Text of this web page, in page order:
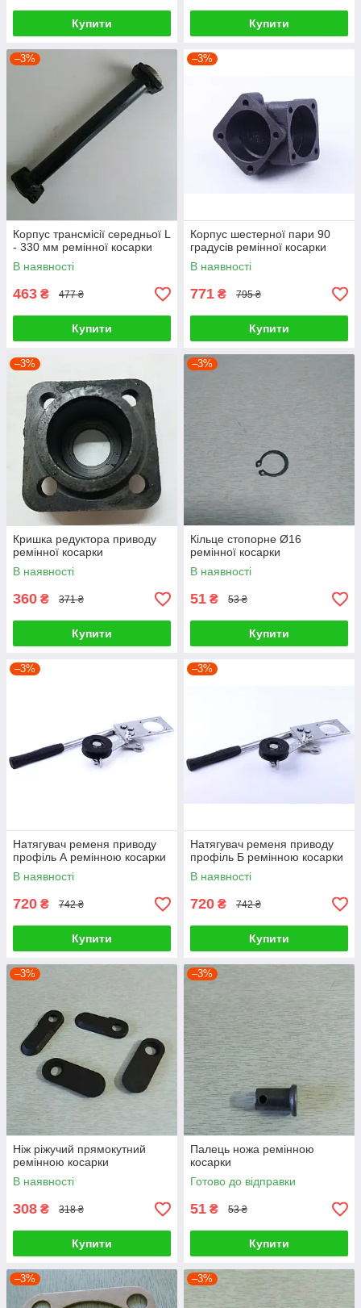
Купити Купити
–3%
Корпус трансмісії середньої L
- 330 мм ремінної косарки
В наявності
463 ₴ 477 ₴
Купити
–3%
Корпус шестерної пари 90
градусів ремінної косарки
В наявності
771 ₴ 795 ₴
Купити
–3%
Кришка редуктора приводу
ремінної косарки
В наявності
360 ₴ 371 ₴
Купити
–3%
Кільце стопорне Ø16
ремінної косарки
В наявності
51 ₴ 53 ₴
Купити
–3%
Натягувач ременя приводу
профіль А ремінною косарки
В наявності
720 ₴ 742 ₴
Купити
–3%
Натягувач ременя приводу
профіль Б ремінною косарки
В наявності
720 ₴ 742 ₴
Купити
–3%
Ніж ріжучий прямокутний
ремінною косарки
В наявності
308 ₴ 318 ₴
Купити
–3%
Палець ножа ремінною
косарки
Готово до відправки
51 ₴ 53 ₴
Купити
–3% –3%